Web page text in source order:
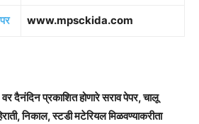
www.mpsckida.com
वर दैनंदिन प्रकाशित होणारे सराव पेपर, चालू
निकाल, स्टडी मटेरियल मिळवण्याकरीता